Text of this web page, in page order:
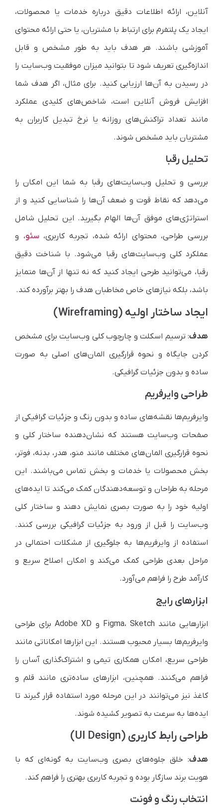
آنلاین، ارائه اطلاعات دقیق درباره خدمات یا محصولات،
ایجاد یک پلتفرم برای ارتباط با مشتریان، یا حتی ارائه محتوای
آموزشی باشند. هر هدف باید به طور مشخص و قابل
اندازه‌گیری تعریف شود تا بتوانید میزان موفقیت وب‌سایت را
در رسیدن به آن‌ها ارزیابی کنید. برای مثال، اگر هدف شما
افزایش فروش آنلاین است، شاخص‌های کلیدی عملکرد
مانند تعداد تراکنش‌های روزانه یا نرخ تبدیل کاربران به
مشتریان باید مشخص شوند.
تحلیل رقبا
بررسی و تحلیل وب‌سایت‌های رقبا به شما این امکان را
می‌دهد که نقاط قوت و ضعف آن‌ها را شناسایی کنید و از
استراتژی‌های موفق آن‌ها الهام بگیرید. این تحلیل شامل
بررسی طراحی، محتوای ارائه شده، تجربه کاربری،سئو، و
عملکرد کلی وب‌سایت‌های رقبا می‌شود. با شناخت دقیق
رقبا، می‌توانید طرحی ایجاد کنید که نه تنها از آن‌ها متمایز
باشد، بلکه نیازهای خاص مخاطبان هدف را بهتر برآورده کند.
ایجاد ساختار اولیه (Wireframing)
هدف: ترسیم اسکلت و چارچوب کلی وب‌سایت برای مشخص
کردن جایگاه و نحوه قرارگیری المان‌های اصلی به صورت
ساده و بدون جزئیات گرافیکی.
طراحی وایرفریم
وایرفریم‌ها نقشه‌های ساده و بدون رنگ و جزئیات گرافیکی از
صفحات وب‌سایت هستند که نشان‌دهنده ساختار کلی و
نحوه قرارگیری المان‌های مختلف مانند منو، هدر، بدنه، فوتر،
بخش محصولات یا خدمات و بخش تماس می‌باشند. این
مرحله به طراحان و توسعه‌دهندگان کمک می‌کند تا ایده‌های
اولیه خود را به صورت بصری نمایش دهند و ساختار کلی
وب‌سایت را قبل از ورود به جزئیات گرافیکی بررسی کنند.
استفاده از وایرفریم‌ها به جلوگیری از مشکلات احتمالی در
مراحل بعدی طراحی کمک می‌کند و امکان اصلاح سریع و
کارآمد طرح را فراهم می‌آورد.
ابزارهای رایج
ابزارهایی مانند Figma، Sketch و Adobe XD برای طراحی
وایرفریم‌ها بسیار محبوب هستند. این ابزارها امکاناتی مانند
طراحی سریع، امکان همکاری تیمی و اشتراک‌گذاری آسان را
فراهم می‌کنند. همچنین، ابزارهای ساده‌تری مانند قلم و
کاغذ نیز می‌توانند در این مرحله مورد استفاده قرار گیرند تا
ایده‌ها به سرعت به تصویر کشیده شوند.
طراحی رابط کاربری (UI Design)
هدف: خلق جلوه‌های بصری وب‌سایت به گونه‌ای که با
هویت برند سازگار بوده و تجربه کاربری بهتری را فراهم کند.
انتخاب رنگ و فونت